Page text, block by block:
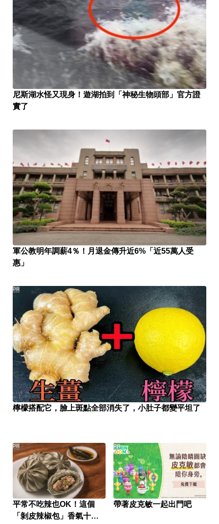
尼斯湖水怪又現身！遊湖拍到「神秘生物頭部」官方證
實了
軍公教明年調薪4％！月退金傳升近6%「近55萬人受
惠」
檸檬搭配它，臉上斑點全部消失了，小肚子都變平坦了
PR
平常不吃辣也OK！這個
「剝皮辣椒包」香氣十
PR
帶著皮克敏一起出門吧
PR